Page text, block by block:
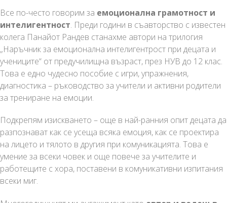
Все по-често говорим за емоционална грамотност и
интелигентност. Преди години в съавторство с известен
колега Панайот Рандев станахме автори на трилогия
„Наръчник за емоционална интелигентрост при децата и
учениците“ от предучилищна възраст, през НУВ до 12 клас.
Това е едно чудесно пособие с игри, упражнения,
диагностика – ръководство за учители и активни родители
за трениране на емоции.
Подкрепям изискването – още в най-ранния опит децата да
разпознават как се усеща всяка емоция, как се проектира
на лицето и тялото в другия при комуникацията. Това е
умение за всеки човек и още повече за учителите и
работещите с хора, поставени в комуникативни изпитания
всеки миг.